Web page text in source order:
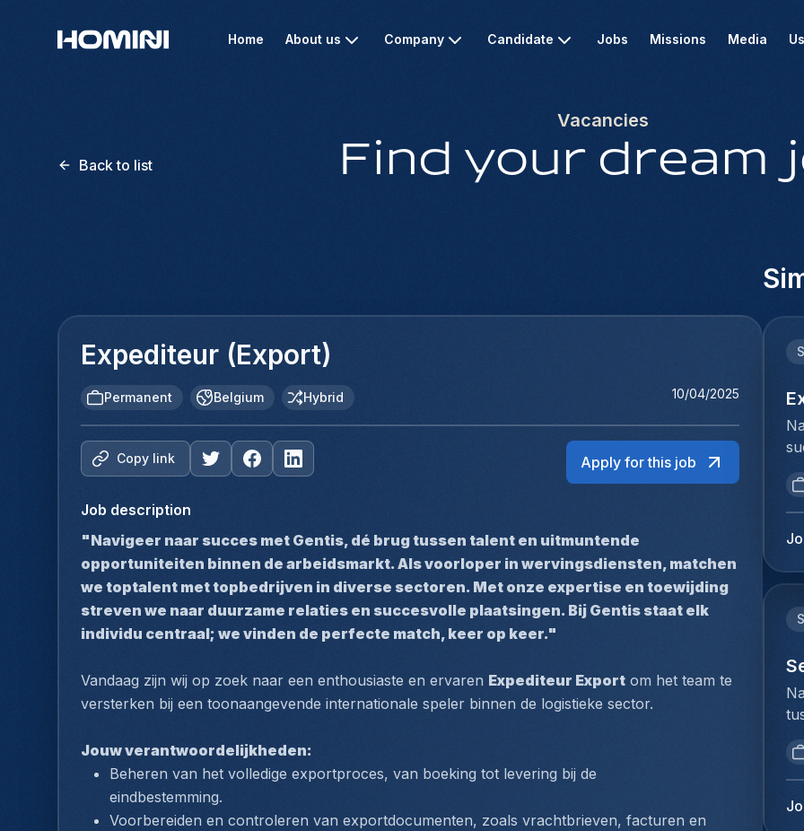
Home About us Company Candidate Jobs Missions Media
Vacancies
Find your dream
Back to list
Expediteur (Export)
Permanent Belgium Hybrid 10/04/2025
Copy link Apply for this job
Job description
"Navigeer naar succes met Gentis, dé brug tussen talent en uitmuntende
opportuniteiten binnen de arbeidsmarkt. Als voorloper in wervingsdiensten, matchen
we toptalent met topbedrijven in diverse sectoren. Met onze expertise en toewijding
streven we naar duurzame relaties en succesvolle plaatsingen. Bij Gentis staat elk
individu centraal; we vinden de perfecte match, keer op keer."
Vandaag zijn wij op zoek naar een enthousiaste en ervaren Expediteur Export om het team te
versterken bij een toonaangevende internationale speler binnen de logistieke sector.
Jouw verantwoordelijkheden:
Beheren van het volledige exportproces, van boeking tot levering bij de
eindbestemming.
Voorbereiden en controleren van exportdocumenten, zoals vrachtbrieven, facturen en